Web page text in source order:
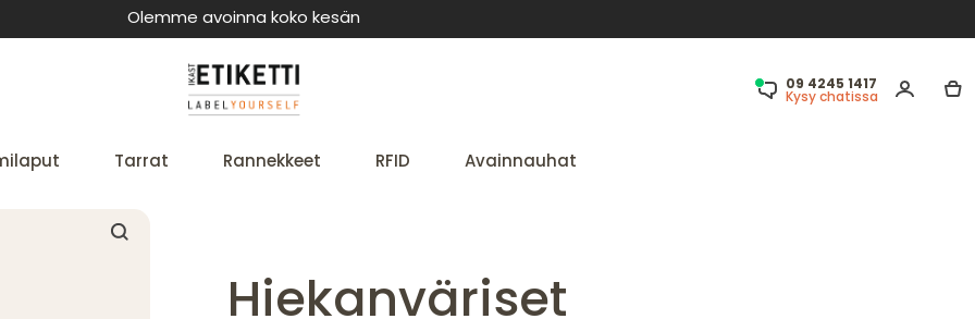
Olemme avoinna koko kesän
09 4245 1417
Kysy chatissa
Tarrat Rannekkeet RFID Avainnauhat
Hiekanväriset